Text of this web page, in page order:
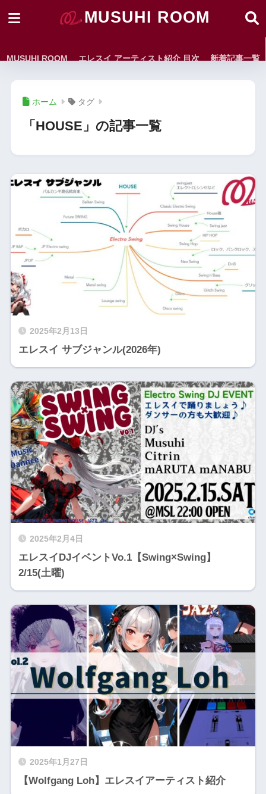
MUSUHI ROOM
MUSUHI ROOM エレスイ アーティスト紹介 目次 新着記事一覧
ホーム タグ
「HOUSE」の記事一覧
2025年2月13日
エレスイ サブジャンル(2026年)
2025年2月4日
エレスイDJイベントVo.1【Swing×Swing】
2/15(土曜)
2025年1月27日
【Wolfgang Loh】エレスイアーティスト紹介